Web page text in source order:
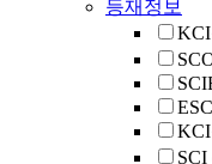
등재정보
KCI
SCI